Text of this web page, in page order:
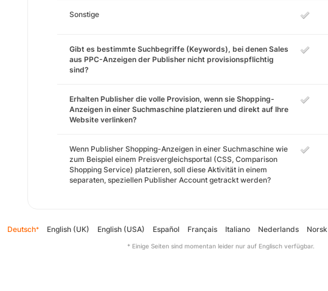
Sonstige
Gibt es bestimmte Suchbegriffe (Keywords), bei denen Sales
aus PPC-Anzeigen der Publisher nicht provisionspflichtig
sind?
Erhalten Publisher die volle Provision, wenn sie Shopping-
Anzeigen in einer Suchmaschine platzieren und direkt auf Ihre
Website verlinken?
Wenn Publisher Shopping-Anzeigen in einer Suchmaschine wie
zum Beispiel einem Preisvergleichsportal (CSS, Comparison
Shopping Service) platzieren, soll diese Aktivität in einem
separaten, speziellen Publisher Account getrackt werden?
Deutsch* English (UK) English (USA) Español Français Italiano Nederlands Norsk
* Einige Seiten sind momentan leider nur auf Englisch verfügbar.